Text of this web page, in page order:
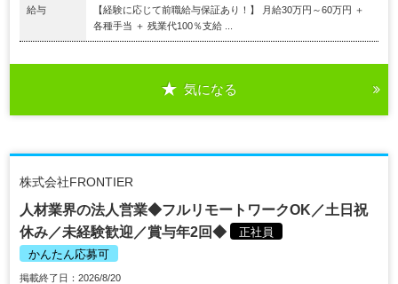
給与
【経験に応じて前職給与保証あり！】 月給30万円～60万円 ＋
各種手当 ＋ 残業代100％支給 ...
気になる
株式会社FRONTIER
人材業界の法人営業◆フルリモートワークOK／土日祝
休み／未経験歓迎／賞与年2回◆
正社員
かんたん応募可
掲載終了日：2026/8/20